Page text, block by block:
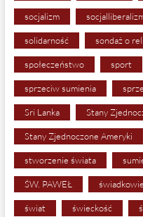
socjalizm
solidarność sondaż o
społeczeństwo sport
sprzeciw sumienia
Sri Lanka Stany
Stany Zjednoczone Ameryki
stworzenie świata
ŚW. PAWEŁ
świat świeckość